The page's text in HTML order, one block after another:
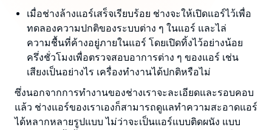
เมื่อช่างล้างแอร์เสร็จเรียบร้อย ช่างจะให้เปิดแอร์ไว้เพื่อ
ทดลองความปกติของระบบต่าง ๆ ในแอร์ และไล่
ความชื้นที่ค้างอยู่ภายในแอร์ โดยเปิดทิ้งไว้อย่างน้อย
ครึ่งชั่วโมงเพื่อตรวจสอบอาการต่าง ๆ ของแอร์ เช่น
เสียงเป็นอย่างไร เครื่องทำงานได้ปกติหรือไม่
ซึ่งนอกจากการทำงานของช่างเราจะละเอียดและรอบคอบ
แล้ว ช่างแอร์ของเราเองก็สามารถดูแลทำความสะอาดแอร์
ได้หลากหลายรูปแบบ ไม่ว่าจะเป็นแอร์แบบติดผนัง แบบ